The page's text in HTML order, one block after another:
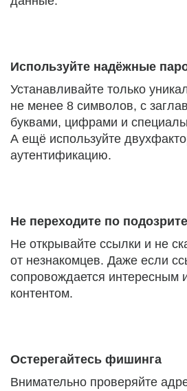
Используйте надёжные
Устанавливайте только
не менее 8 символов, с
буквами, цифрами и
А ещё используйте
аутентификацию.
Не переходите по
Не открывайте ссылки и не
от незнакомцев. Даже если
сопровождается интересным
контентом.
Остерегайтесь фишинга
Внимательно проверяйте